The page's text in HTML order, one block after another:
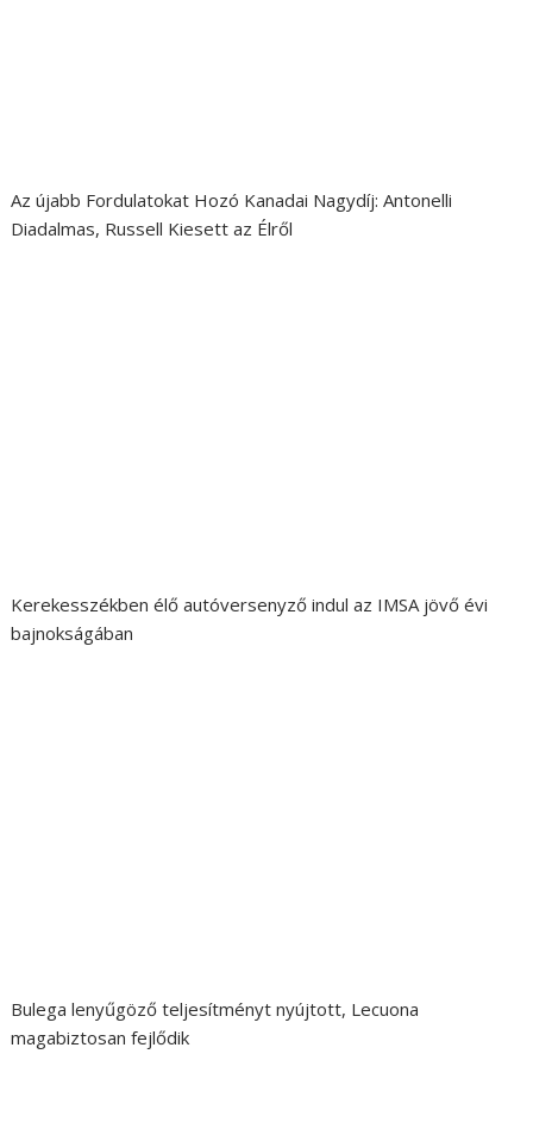
Az újabb Fordulatokat Hozó Kanadai Nagydíj: Antonelli
Diadalmas, Russell Kiesett az Élről
Kerekesszékben élő autóversenyző indul az IMSA jövő évi
bajnokságában
Bulega lenyűgöző teljesítményt nyújtott, Lecuona
magabiztosan fejlődik